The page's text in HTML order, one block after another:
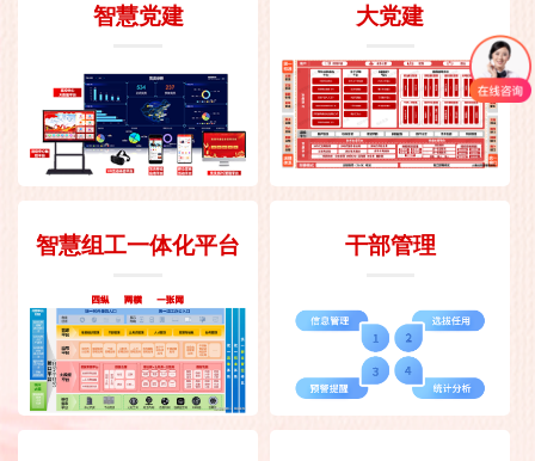
智慧党建 大党建
智慧组工一体化平台 干部管理